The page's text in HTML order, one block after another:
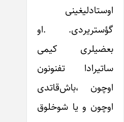
اوستادلیغینی
گؤستریردی. .او
بعضیلری کیمی
ساتیرادا تفنونون
اوچون ،باش‌قاتدی
اوچون و یا شوخلوق